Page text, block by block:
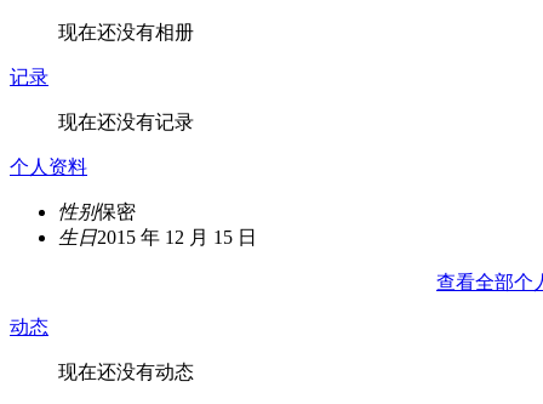
现在还没有相册
记录
现在还没有记录
个人资料
性别保密
生日2015 年 12 月 15 日
查看全部个
动态
现在还没有动态